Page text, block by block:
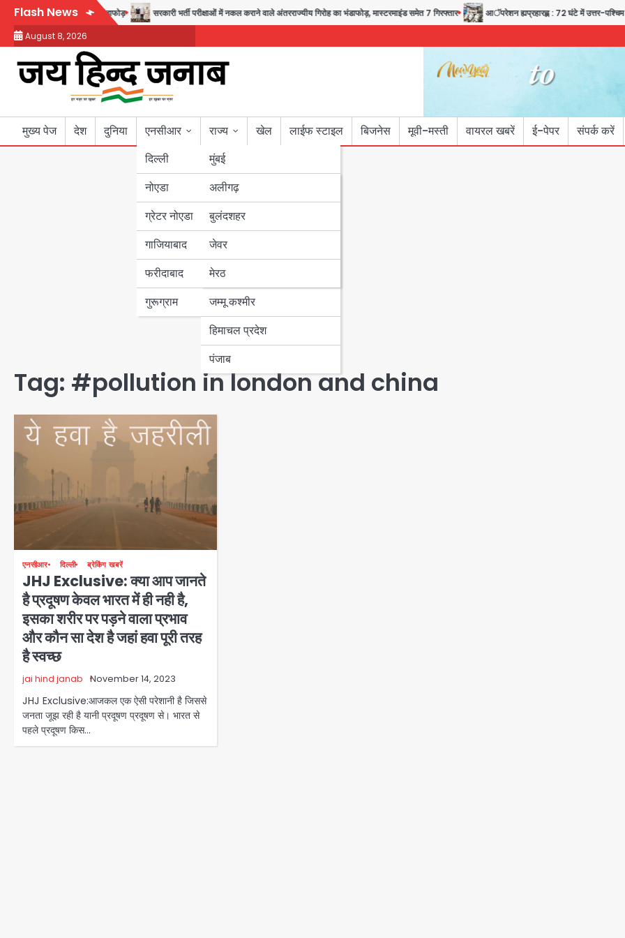
Skip
content
Flash News
करने वाले गिरोह का भंडाफोड़ सरकारी भर्ती परीक्षाओं में नकल कराने वाले अंतरराज्यीय गिरोह का भंडाफोड़, मास्टरमाइंड समेत 7 गिरफ्तार आॅपरेशन ह्यप्रहारह्ण : 72 घंटे में उत्तर-पश्चिम
August 8, 2026
मुख्य पेज देश दुनिया
एनसीआर
दिल्ली
नोएडा
ग्रेटर नोएडा
गाजियाबाद
फरीदाबाद
गुरूग्राम
राज्य
मुंबई
उत्तर प्रदेश
अलीगढ़
बुलंदशहर
जेवर
मेरठ
बिहार
पंजाब
हरियाणा
जम्मू कश्मीर
हिमाचल प्रदेश
पंजाब
खेल लाईफ स्टाइल बिजनेस मूवी-मस्ती वायरल खबरें ई-पेपर संपर्क करें
Tag: #pollution in london and china
एनसीआर दिल्ली ब्रेकिंग खबरें
JHJ Exclusive: क्या आप जानते
है प्रदूषण केवल भारत में ही नही है,
इसका शरीर पर पड़ने वाला प्रभाव
और कौन सा देश है जहां हवा पूरी तरह
है स्वच्छ
jai hind janab November 14, 2023
JHJ Exclusive:आजकल एक ऐसी परेशानी है जिससे
जनता जूझ रही है यानी प्रदूषण प्रदूषण से। भारत से
पहले प्रदूषण किस…